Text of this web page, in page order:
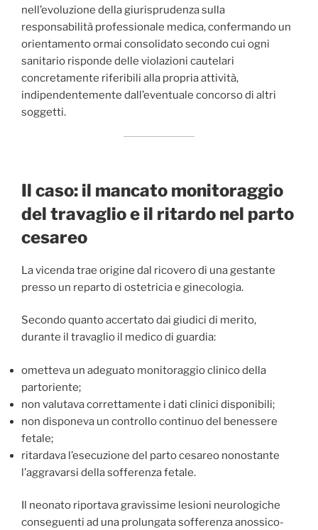
nell’evoluzione della giurisprudenza sulla
responsabilità professionale medica, confermando un
orientamento ormai consolidato secondo cui ogni
sanitario risponde delle violazioni cautelari
concretamente riferibili alla propria attività,
indipendentemente dall’eventuale concorso di altri
soggetti.
Il caso: il mancato monitoraggio
del travaglio e il ritardo nel parto
cesareo
La vicenda trae origine dal ricovero di una gestante
presso un reparto di ostetricia e ginecologia.
Secondo quanto accertato dai giudici di merito,
durante il travaglio il medico di guardia:
ometteva un adeguato monitoraggio clinico della
partoriente;
non valutava correttamente i dati clinici disponibili;
non disponeva un controllo continuo del benessere
fetale;
ritardava l’esecuzione del parto cesareo nonostante
l’aggravarsi della sofferenza fetale.
Il neonato riportava gravissime lesioni neurologiche
conseguenti ad una prolungata sofferenza anossico-